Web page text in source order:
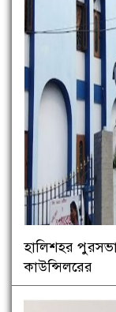
হালিশহর
কাউন্সিলরের